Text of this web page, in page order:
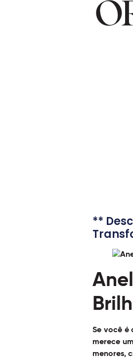
**
Se você é
merece
menores,